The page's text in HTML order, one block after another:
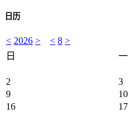
日历
< 2026 > < 8 >
日
一
2
3
9
10
16
17